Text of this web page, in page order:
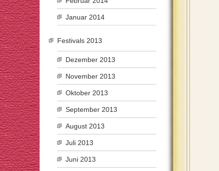
Januar 2014
Festivals 2013
Dezember 2013
November 2013
Oktober 2013
September 2013
August 2013
Juli 2013
Juni 2013